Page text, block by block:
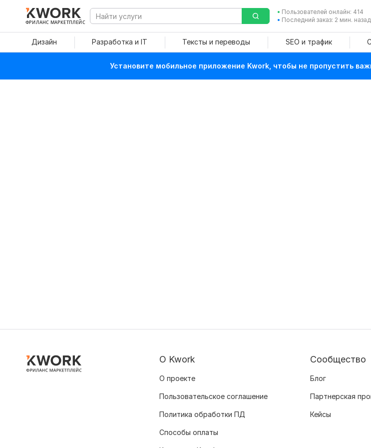
ФРИЛАНС МАРКЕТПЛЕЙС
Пользователей онлайн: 414
Последний заказ: 2 мин. назад
Дизайн Разработка и IT Тексты и переводы SEO и трафик
Установите мобильное приложение Kwork, чтобы не пропустить
О Kwork
О проекте
Пользовательское соглашение
Политика обработки ПД
Способы оплаты
Сообщество
Блог
Партнерская
Кейсы